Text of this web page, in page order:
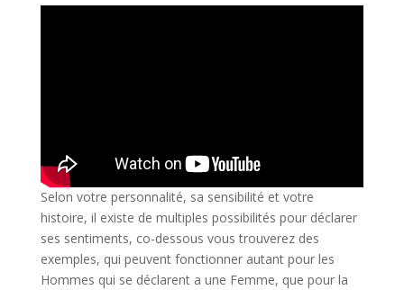
Selon votre personnalité, sa sensibilité et votre
histoire, il existe de multiples possibilités pour déclarer
ses sentiments, co-dessous vous trouverez des
exemples, qui peuvent fonctionner autant pour les
Hommes qui se déclarent a une Femme, que pour la